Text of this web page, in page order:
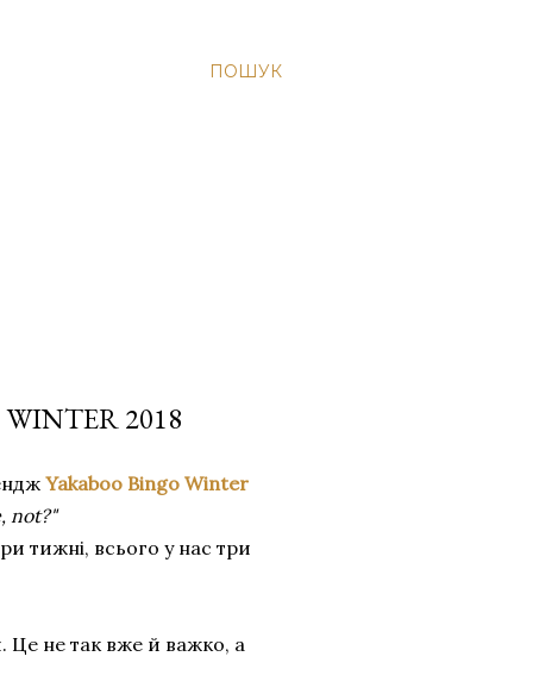
ПОШУК
2018
Yakaboo Bingo Winter
not?"
тижні, всього у нас три
Це не так вже й важко, а